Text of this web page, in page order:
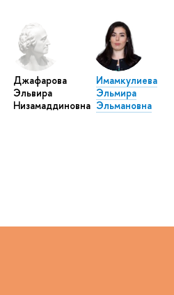
Джафарова
Эльвира
Низамаддиновна
Имамкулиева
Эльмира
Эльмановна